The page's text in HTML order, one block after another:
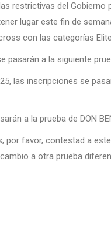
restrictivas del
lugar este fin de
con las categorías
a la siguiente
inscripciones se
a la prueba de DON
por favor, contestad a
a otra prueba